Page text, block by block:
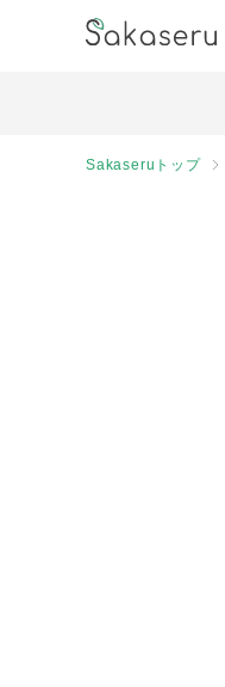
Sakaseruトップ